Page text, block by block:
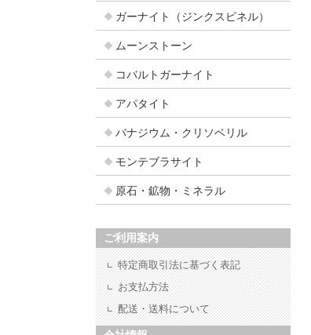
ガーナイト（ジンクスピネル）
ムーンストーン
コバルトガーナイト
アパタイト
バナジウム・クリソベリル
モンテブラサイト
原石・鉱物・ミネラル
ご利用案内
特定商取引法に基づく表記
お支払方法
配送・送料について